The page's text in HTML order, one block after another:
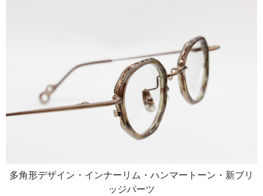
多角形デザイン・インナーリム・ハンマートーン・新ブリ
ッジパーツ